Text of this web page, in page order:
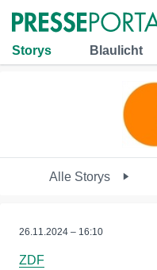
Storys Blaulicht
Alle Storys
26.11.2024 – 16:10
ZDF